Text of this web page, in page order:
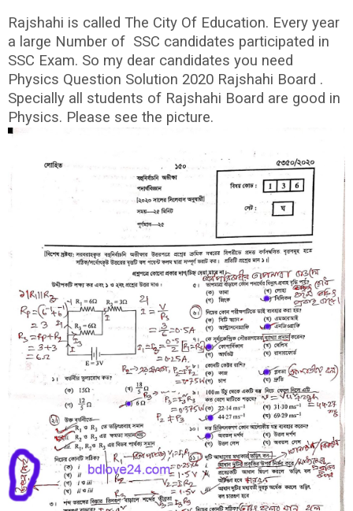
Rajshahi is called The City Of Education. Every year
a large Number of SSC candidates participated in
SSC Exam. So my dear candidates you need
Physics Question Solution 2020 Rajshahi Board .
Specially all students of Rajshahi Board are good in
Physics. Please see the picture.